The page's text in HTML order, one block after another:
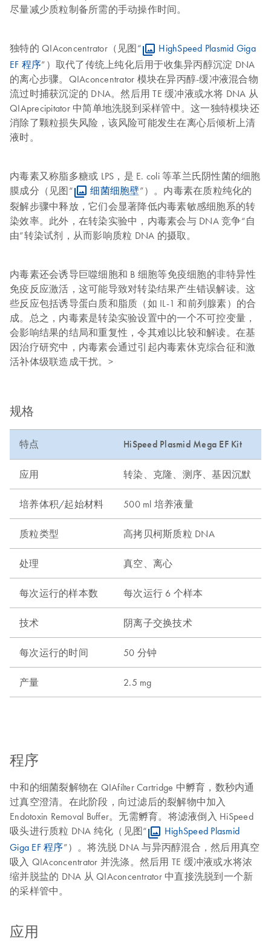
尽量减少质粒制备所需的手动操作时间。
独特的 QIAconcentrator（见图“
HighSpeed Plasmid Giga
EF 程序”）取代了传统上纯化后用于收集异丙醇沉淀 DNA
的离心步骤。QIAconcentrator 模块在异丙醇-缓冲液混合物
流过时捕获沉淀的 DNA。然后用 TE 缓冲液或水将 DNA 从
QIAprecipitator 中简单地洗脱到采样管中。这一独特模块还
消除了颗粒损失风险，该风险可能发生在离心后倾析上清
液时。
内毒素又称脂多糖或 LPS，是 E. coli 等革兰氏阴性菌的细胞
膜成分（见图“
细菌细胞壁”）。内毒素在质粒纯化的
裂解步骤中释放，它们会显著降低内毒素敏感细胞系的转
染效率。此外，在转染实验中，内毒素会与 DNA 竞争“自
由”转染试剂，从而影响质粒 DNA 的摄取。
内毒素还会诱导巨噬细胞和 B 细胞等免疫细胞的非特异性
免疫反应激活，这可能导致对转染结果产生错误解读。这
些反应包括诱导蛋白质和脂质（如 IL-1 和前列腺素）的合
成。总之，内毒素是转染实验设置中的一个不可控变量，
会影响结果的结局和重复性，令其难以比较和解读。在基
因治疗研究中，内毒素会通过引起内毒素休克综合征和激
活补体级联造成干扰。>
规格
特点 HiSpeed Plasmid Mega EF Kit
应用 转染、克隆、测序、基因沉默
培养体积/起始材料 500 ml 培养液量
质粒类型 高拷贝柯斯质粒 DNA
处理 真空、离心
每次运行的样本数 每次运行 6 个样本
技术 阴离子交换技术
每次运行的时间 50 分钟
产量 2.5 mg
程序
中和的细菌裂解物在 QIAfilter Cartridge 中孵育，数秒内通
过真空澄清。在此阶段，向过滤后的裂解物中加入
Endotoxin Removal Buffer。无需孵育。将滤液倒入 HiSpeed
吸头进行质粒 DNA 纯化（见图“
HighSpeed Plasmid
Giga EF 程序”）。将洗脱 DNA 与异丙醇混合，然后用真空
吸入 QIAconcentrator 并洗涤。然后用 TE 缓冲液或水将浓
缩并脱盐的 DNA 从 QIAconcentrator 中直接洗脱到一个新
的采样管中。
应用